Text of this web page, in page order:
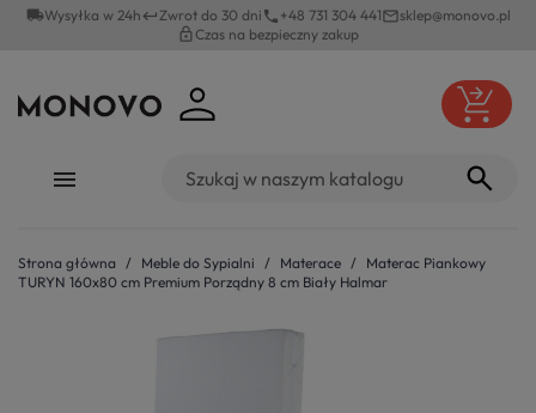
local_shippingWysyłka w 24hkeyboard_returnZwrot do 30 dni phone +48 731 304 441mail_outlinesklep@monovo.pl
lock_outlineCzas na bezpieczny zakup
Strona główna Meble do Sypialni Materace
Materac Piankowy
TURYN 160x80 cm Premium Porządny 8 cm Biały Halmar